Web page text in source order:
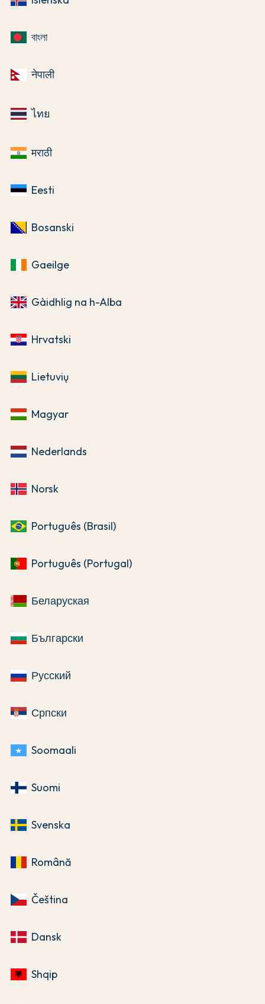
বাংলা
नेपाली
ไทย
मराठी
Eesti
Bosanski
Gaeilge
Gàidhlig na h-Alba
Hrvatski
Lietuvių
Magyar
Nederlands
Norsk
Português (Brasil)
Português (Portugal)
Беларуская
Български
Русский
Српски
Soomaali
Suomi
Svenska
Română
Čeština
Dansk
Shqip